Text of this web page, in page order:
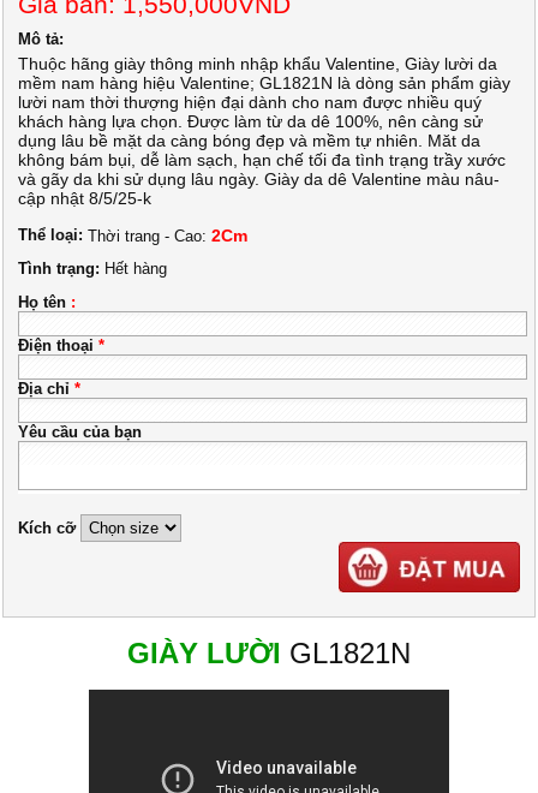
Mô tả:
Thuộc hãng giày thông minh nhập khẩu Valentine, Giày lười da
mềm nam hàng hiệu Valentine; GL1821N là dòng sản phẩm giày
lười nam thời thượng hiện đại dành cho nam được nhiều quý
khách hàng lựa chọn. Được làm từ da dê 100%, nên càng sử
dụng lâu bề mặt da càng bóng đẹp và mềm tự nhiên. Măt da
không bám bụi, dễ làm sạch, hạn chế tối đa tình trạng trầy xước
và gãy da khi sử dụng lâu ngày. Giày da dê Valentine màu nâu-
cập nhật 8/5/25-k
Thể loại: Thời trang - Cao: 2Cm
Tình trạng: Hết hàng
Họ tên :
Điện thoại *
Địa chỉ *
Yêu cầu của bạn
Kích cỡ
GIÀY LƯỜI GL1821N